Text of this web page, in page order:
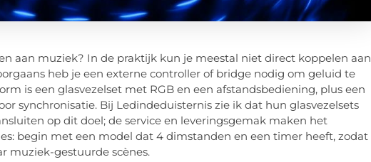
aan muziek? In de praktijk kun je meestal niet direct koppelen aan
heb je een externe controller of bridge nodig om geluid te
is een glasvezelset met RGB en een afstandsbediening, plus een
synchronisatie. Bij Ledindeduisternis zie ik dat hun glasvezelsets
op dit doel; de service en leveringsgemak maken het
begin met een model dat 4 dimstanden en een timer heeft, zodat
muziek-gestuurde scènes.